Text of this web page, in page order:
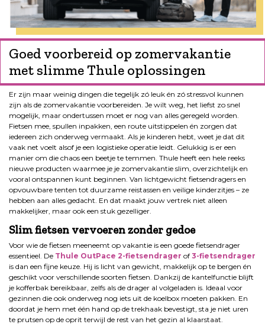
Goed voorbereid op zomervakantie
met slimme Thule oplossingen
Er zijn maar weinig dingen die tegelijk zó leuk én zó stressvol kunnen
zijn als de zomervakantie voorbereiden. Je wilt weg, het liefst zo snel
mogelijk, maar ondertussen moet er nog van alles geregeld worden.
Fietsen mee, spullen inpakken, een route uitstippelen én zorgen dat
iedereen zich onderweg vermaakt. Als je kinderen hebt, weet je dat dit
vaak net voelt alsof je een logistieke operatie leidt. Gelukkig is er een
manier om die chaos een beetje te temmen. Thule heeft een hele reeks
nieuwe producten waarmee je je zomervakantie slim, overzichtelijk en
vooral ontspannen kunt beginnen. Van lichtgewicht fietsendragers en
opvouwbare tenten tot duurzame reistassen en veilige kinderzitjes – ze
hebben aan alles gedacht. En dat maakt jouw vertrek niet alleen
makkelijker, maar ook een stuk gezelliger.
Slim fietsen vervoeren zonder gedoe
Voor wie de fietsen meeneemt op vakantie is een goede fietsendrager
essentieel. De Thule OutPace 2-fietsendrager of 3-fietsendrager
is dan een fijne keuze. Hij is licht van gewicht, makkelijk op te bergen én
geschikt voor verschillende soorten fietsen. Dankzij de kantelfunctie blijft
je kofferbak bereikbaar, zelfs als de drager al volgeladen is. Ideaal voor
gezinnen die ook onderweg nog iets uit de koelbox moeten pakken. En
doordat je hem met één hand op de trekhaak bevestigt, sta je niet uren
te prutsen op de oprit terwijl de rest van het gezin al klaarstaat.